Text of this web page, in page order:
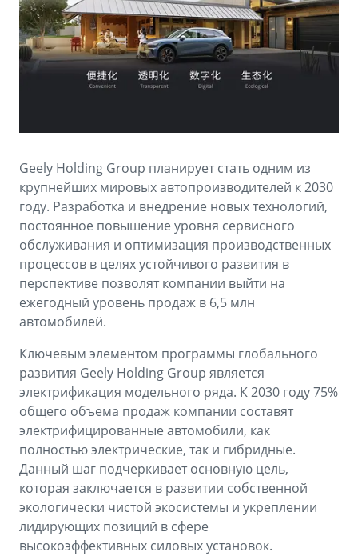
MONJARO PREFACE
от 3 079 990 ₽*
Аксессуары
ФИНАНСЫ И УСЛУГИ
GEELY Лизинг
Советы по эксплуатации
Спецпредложения
Сервисная книжка
Вопросы и ответы
Geely Holding Group планирует стать одним из
крупнейших мировых автопроизводителей к 2030
году. Разработка и внедрение новых технологий,
постоянное повышение уровня сервисного
обслуживания и оптимизация производственных
процессов в целях устойчивого развития в
перспективе позволят компании выйти на
ежегодный уровень продаж в 6,5 млн
автомобилей.
Ключевым элементом программы глобального
развития Geely Holding Group является
электрификация модельного ряда. К 2030 году 75%
общего объема продаж компании составят
электрифицированные автомобили, как
полностью электрические, так и гибридные.
Данный шаг подчеркивает основную цель,
которая заключается в развитии собственной
экологически чистой экосистемы и укреплении
лидирующих позиций в сфере
высокоэффективных силовых установок.